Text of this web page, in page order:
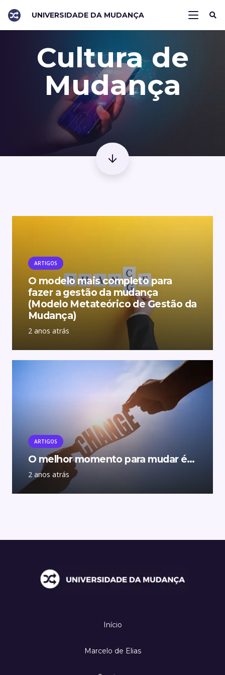
UNIVERSIDADE DA MUDANÇA
Cultura de
Mudança
ARTIGOS
O modelo mais completo para
fazer a gestão da mudança
(Modelo Metateórico de Gestão da
Mudança)
2 anos atrás
ARTIGOS
O melhor momento para mudar é…
2 anos atrás
Início
Marcelo de Elias